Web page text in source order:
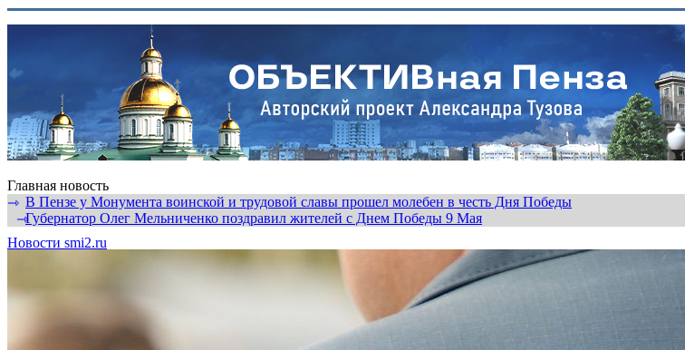
Главная новость
⇾ В Пензе у Монумента воинской и трудовой славы прошел молебен в честь Дня Победы
⇾Губернатор Олег Мельниченко поздравил жителей с Днем Победы 9 Мая
Новости smi2.ru